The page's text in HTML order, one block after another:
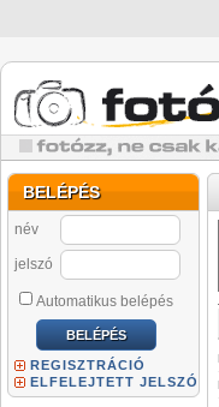
BELÉPÉS
név
jelszó
Automatikus belépés
REGISZTRÁCIÓ
ELFELEJTETT JELSZÓ